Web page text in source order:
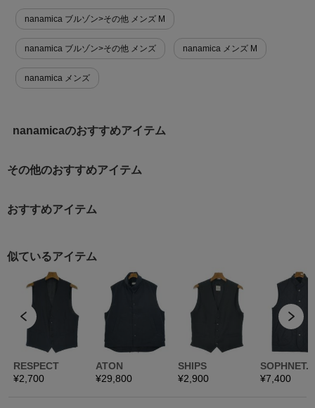
nanamica ブルゾン>その他 メンズ M
nanamica ブルゾン>その他 メンズ nanamica メンズ M
nanamica メンズ
nanamicaのおすすめアイテム
その他のおすすめアイテム
おすすめアイテム